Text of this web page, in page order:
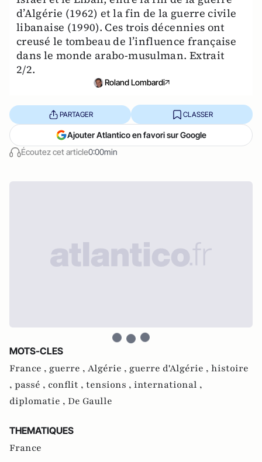
d’Algérie (1962) et la fin de la guerre civile
libanaise (1990). Ces trois décennies ont
creusé le tombeau de l’influence française
dans le monde arabo-musulman. Extrait
2/2.
Roland Lombardi
Écoutez cet article0:00min
PARTAGER CLASSER
Ajouter Atlantico en favori sur Google
MOTS-CLES
France , guerre , Algérie , guerre d'Algérie , histoire
, passé , conflit , tensions , international ,
diplomatie , De Gaulle
THEMATIQUES
France